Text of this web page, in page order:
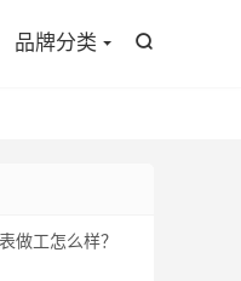

品牌分类
做工怎么样？